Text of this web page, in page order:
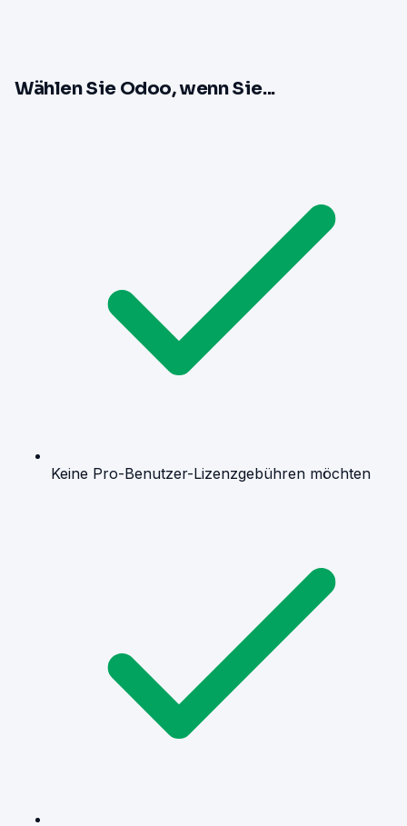
Wählen Sie Odoo, wenn Sie...
Keine Pro-Benutzer-Lizenzgebühren möchten